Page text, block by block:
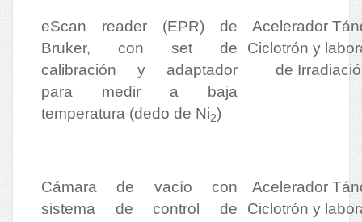
eScan reader (EPR) de
Bruker, con set de
calibración y adaptador
para medir a baja
temperatura (dedo de Ni2)
Acelerador
Ciclotrón y
de
Cámara de vacío con
sistema de control de
Acelerador
Ciclotrón y